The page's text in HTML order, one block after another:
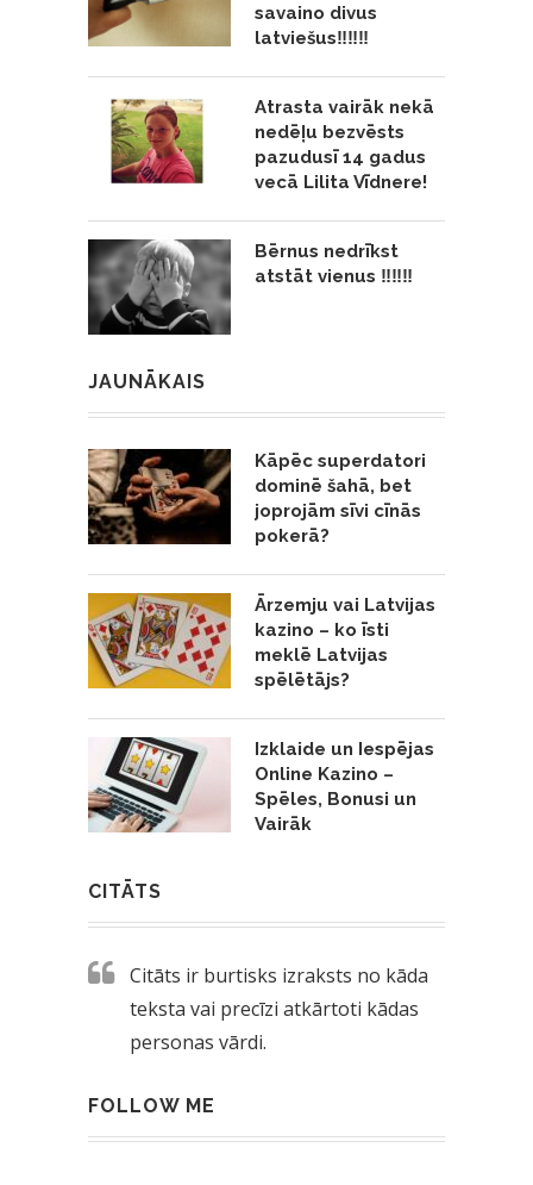
savaino divus
latviešus‼️‼️‼️
Atrasta vairāk nekā
nedēļu bezvēsts
pazudusī 14 gadus
vecā Lilita Vīdnere!
Bērnus nedrīkst
atstāt vienus ‼️‼️‼️
JAUNĀKAIS
Kāpēc superdatori
dominē šahā, bet
joprojām sīvi cīnās
pokerā?
Ārzemju vai Latvijas
kazino – ko īsti
meklē Latvijas
spēlētājs?
Izklaide un Iespējas
Online Kazino –
Spēles, Bonusi un
Vairāk
CITĀTS
Citāts ir burtisks izraksts no kāda
teksta vai precīzi atkārtoti kādas
personas vārdi.
FOLLOW ME